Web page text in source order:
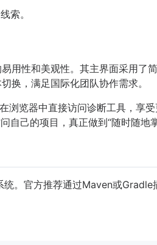
索。
用性和美观性。其主界面采用了
换，满足国际化团队协作需求。
览器中直接访问诊断工具，享
自己的项目，真正做到“随时随地
。官方推荐通过Maven或